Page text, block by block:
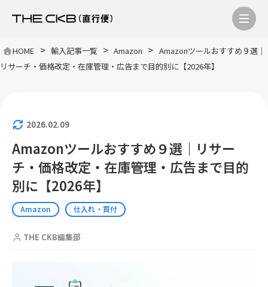
HOME > 輸入記事一覧 > Amazon > Amazonツールおすすめ９選｜
リサーチ・価格改定・在庫管理・広告まで目的別に【2026年】
2026.02.09
Amazonツールおすすめ９選｜リサー
チ・価格改定・在庫管理・広告まで目的
別に【2026年】
Amazon 仕入れ・買付
THE CKB編集部